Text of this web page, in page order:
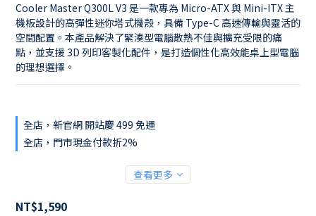
Cooler Master Q300L V3 是一款專為 Micro-ATX 與 Mini-ITX 主
機板設計的高彈性迷你塔式機殼，具備 Type-C 高速傳輸與靈活的
空間配置。本產品解決了緊湊型電腦散熱不佳與擴充受限的痛
點，並支援 3D 列印客製化配件，是打造個性化高效能桌上型電腦
的理想選擇。
全店，新官網 開站慶 499 免運
全店，門市現金付款折2%
查看更多
NT$1,590